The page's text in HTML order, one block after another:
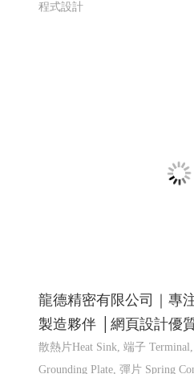
程式設計
龍德精密有限公司｜專
製造夥伴 │網頁設計優
散熱片Heat Sink, 端子
Grounding Plate, 彈片 Spring